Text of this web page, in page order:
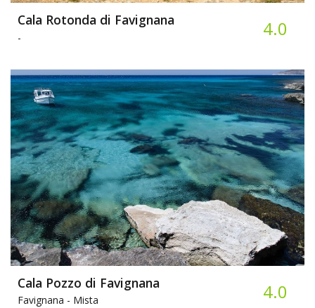
Cala Rotonda di Favignana
- 4.0
Cala Pozzo di Favignana
Favignana - Mista 4.0